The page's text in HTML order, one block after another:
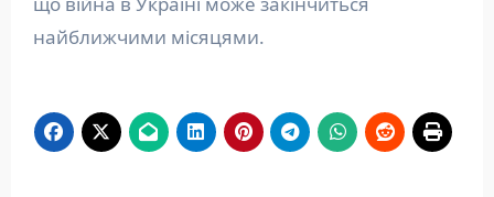
найближчими місяцями.